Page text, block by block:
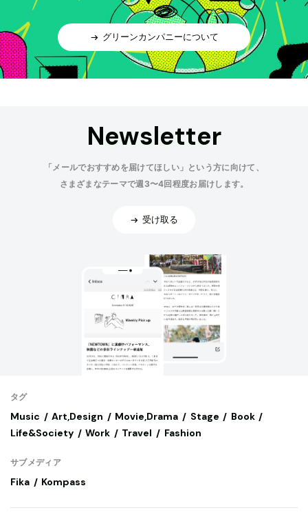
グリーンカンパニーについて
Newsletter
「メールでおすすめを届けてほしい」という方に向けて、
さまざまなテーマで週3〜4回程度お届けします。
受け取る
タグ
Music Art,Design Movie,Drama Stage
Book
Life&Society
Work Travel Fashion
サブメディア
Fika Kompass